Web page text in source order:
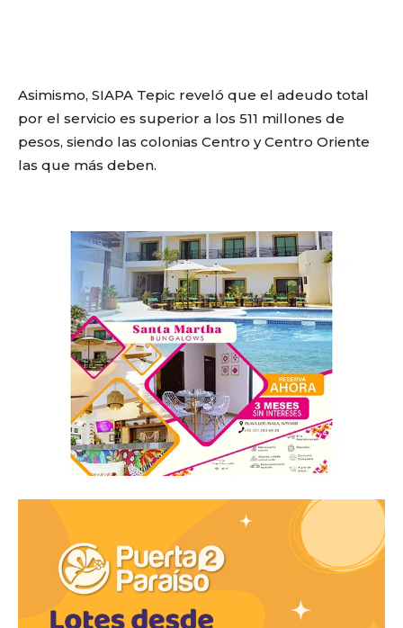
Asimismo, SIAPA Tepic reveló que el adeudo total
por el servicio es superior a los 511 millones de
pesos, siendo las colonias Centro y Centro Oriente
las que más deben.